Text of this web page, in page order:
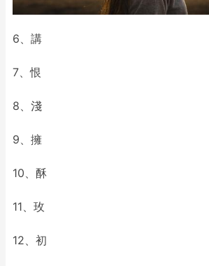
6、講
7、恨
8、淺
9、擁
10、酥
11、玫
12、初